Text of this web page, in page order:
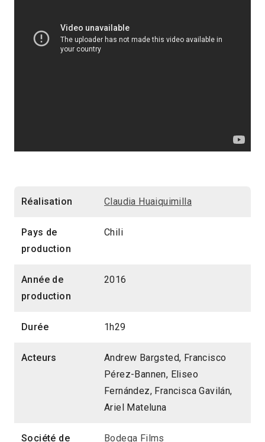
Réalisation Claudia Huaiquimilla
Pays de
production
Chili
Année de
production
2016
Durée 1h29
Acteurs
Andrew Bargsted, Francisco
Pérez-Bannen, Eliseo
Fernández, Francisca Gavilán,
Ariel Mateluna
Société de Bodega Films